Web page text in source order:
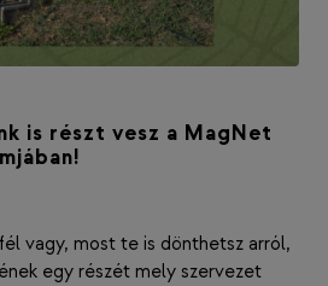
is részt vesz a MagNet
vagy, most te is dönthetsz arról,
egy részét mely szervezet